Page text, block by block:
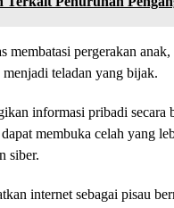
membatasi pergerakan
teladan yang bijak.
informasi pribadi secara
membuka celah yang
siber.
internet sebagai pisau